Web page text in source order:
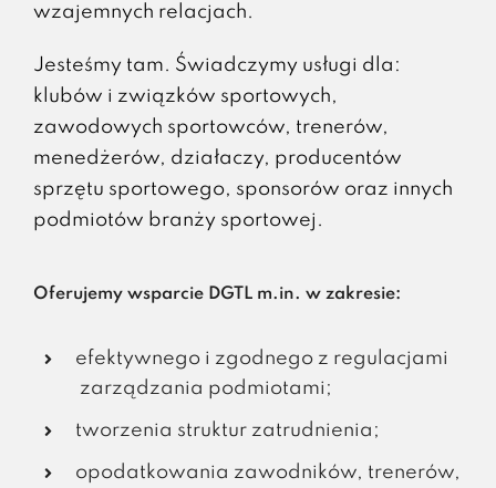
wzajemnych relacjach.
Jesteśmy tam. Świadczymy usługi dla:
klubów i związków sportowych,
zawodowych sportowców, trenerów,
menedżerów, działaczy, producentów
sprzętu sportowego, sponsorów oraz innych
podmiotów branży sportowej.
Oferujemy wsparcie DGTL m.in. w zakresie:
efektywnego i zgodnego z regulacjami
zarządzania podmiotami;
tworzenia struktur zatrudnienia;
opodatkowania zawodników, trenerów,